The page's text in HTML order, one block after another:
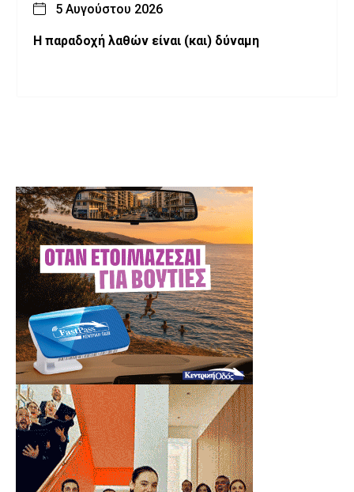
5 Αυγούστου 2026
H παραδοχή λαθών είναι (και) δύναμη